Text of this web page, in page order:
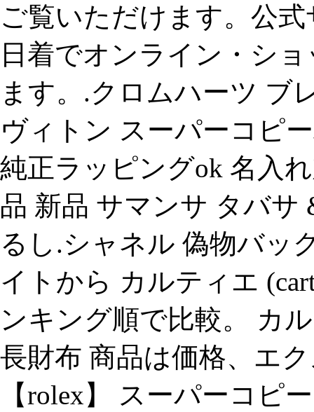
ご覧いただけます。公
日着でオンライン・シ
ます。.クロムハーツ ブ
ヴィトン スーパーコピ
純正ラッピングok 名入
品 新品 サマンサ タバサ
るし.シャネル 偽物バッ
イトから カルティエ
ンキング順で比較。 カ
長財布 商品は価格、エ
【rolex】 スーパーコピ